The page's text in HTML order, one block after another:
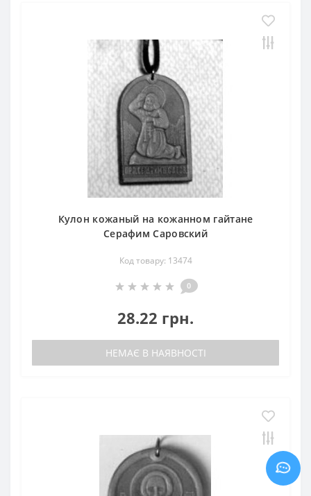
Кулон кожаный на кожанном гайтане
Серафим Саровский
Код товару: 13474
0
28.22 грн.
НЕМАЄ В НАЯВНОСТІ